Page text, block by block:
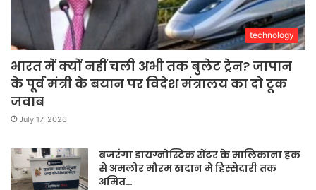
technology
भारत में क्यों नहीं चली अभी तक बुलेट ट्रेन? जापान
के पूर्व मंत्री के बयान पर विदेश मंत्रालय का दो टूक
जवाब
July 17, 2026
बजरंगा डायग्नोस्टिक सेंटर के मालिकाना हक
से अमलोर मौरम खदान मे हिस्सेदारी तक
अमित…